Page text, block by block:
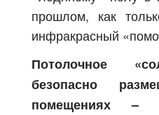
прошлом, как
инфракрасный
Потолочное
безопасно
помещениях –